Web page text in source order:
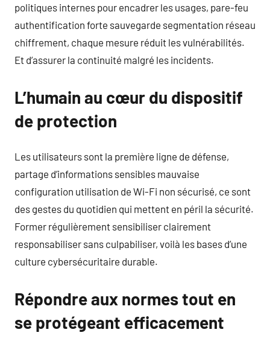
politiques internes pour encadrer les usages, pare-feu
authentification forte sauvegarde segmentation réseau
chiffrement, chaque mesure réduit les vulnérabilités.
Et d’assurer la continuité malgré les incidents.
L’humain au cœur du dispositif
de protection
Les utilisateurs sont la première ligne de défense,
partage d’informations sensibles mauvaise
configuration utilisation de Wi-Fi non sécurisé, ce sont
des gestes du quotidien qui mettent en péril la sécurité.
Former régulièrement sensibiliser clairement
responsabiliser sans culpabiliser, voilà les bases d’une
culture cybersécuritaire durable.
Répondre aux normes tout en
se protégeant efficacement